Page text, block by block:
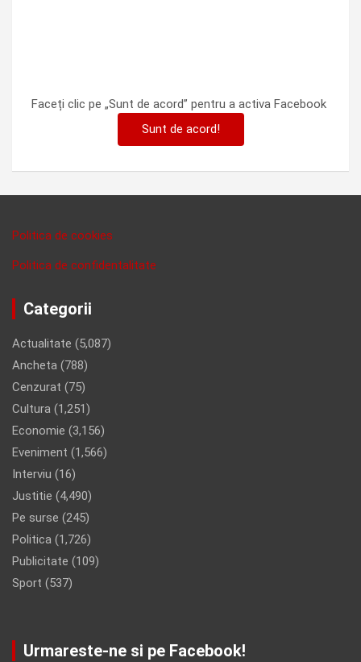
Faceți clic pe „Sunt de acord” pentru a activa Facebook
Sunt de acord!
Politica de cookies
Politica de confidentalitate
Categorii
Actualitate (5,087)
Ancheta (788)
Cenzurat (75)
Cultura (1,251)
Economie (3,156)
Eveniment (1,566)
Interviu (16)
Justitie (4,490)
Pe surse (245)
Politica (1,726)
Publicitate (109)
Sport (537)
Urmareste-ne si pe Facebook!